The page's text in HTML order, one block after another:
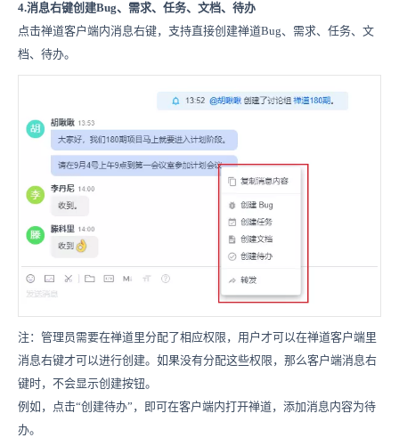
4.消息右键创建Bug、需求、任务、文档、待办
点击禅道客户端内消息右键，支持直接创建禅道Bug、需求、任务、文
档、待办。
注：管理员需要在禅道里分配了相应权限，用户才可以在禅道客户端里
消息右键才可以进行创建。如果没有分配这些权限，那么客户端消息右
键时，不会显示创建按钮。
例如，点击“创建待办”，即可在客户端内打开禅道，添加消息内容为待
办。